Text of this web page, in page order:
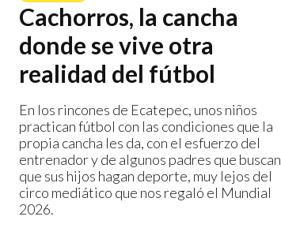
Cachorros, la cancha
donde se vive otra
realidad del fútbol
En los rincones de Ecatepec, unos niños
practican fútbol con las condiciones que la
propia cancha les da, con el esfuerzo del
entrenador y de algunos padres que buscan
que sus hijos hagan deporte, muy lejos del
circo mediático que nos regaló el Mundial
2026.